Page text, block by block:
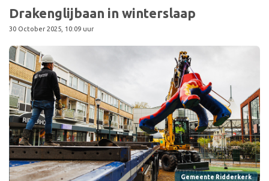
Drakenglijbaan in winterslaap
30 October 2025, 10:09 uur
Gemeente Ridderkerk